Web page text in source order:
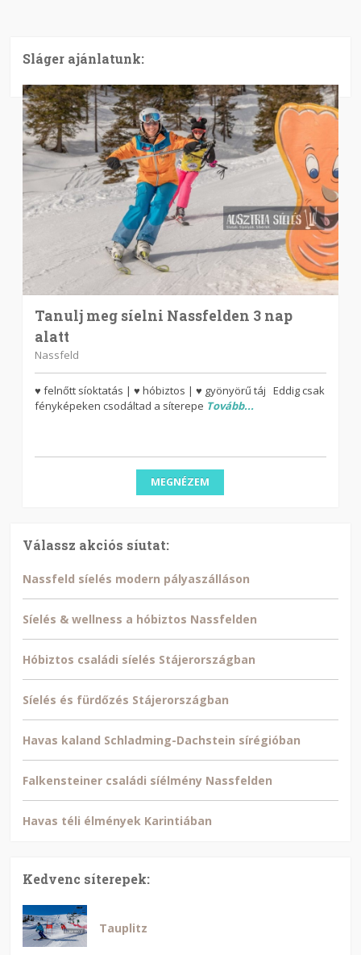
Sláger ajánlatunk:
Tanulj meg síelni Nassfelden 3 nap
alatt
Nassfeld
♥ felnőtt síoktatás | ♥ hóbiztos | ♥ gyönyörű táj Eddig csak
fényképeken csodáltad a síterepe Tovább...
MEGNÉZEM
Válassz akciós síutat:
Nassfeld síelés modern pályaszálláson
Síelés & wellness a hóbiztos Nassfelden
Hóbiztos családi síelés Stájerországban
Síelés és fürdőzés Stájerországban
Havas kaland Schladming-Dachstein sírégióban
Falkensteiner családi síélmény Nassfelden
Havas téli élmények Karintiában
Kedvenc síterepek:
Tauplitz